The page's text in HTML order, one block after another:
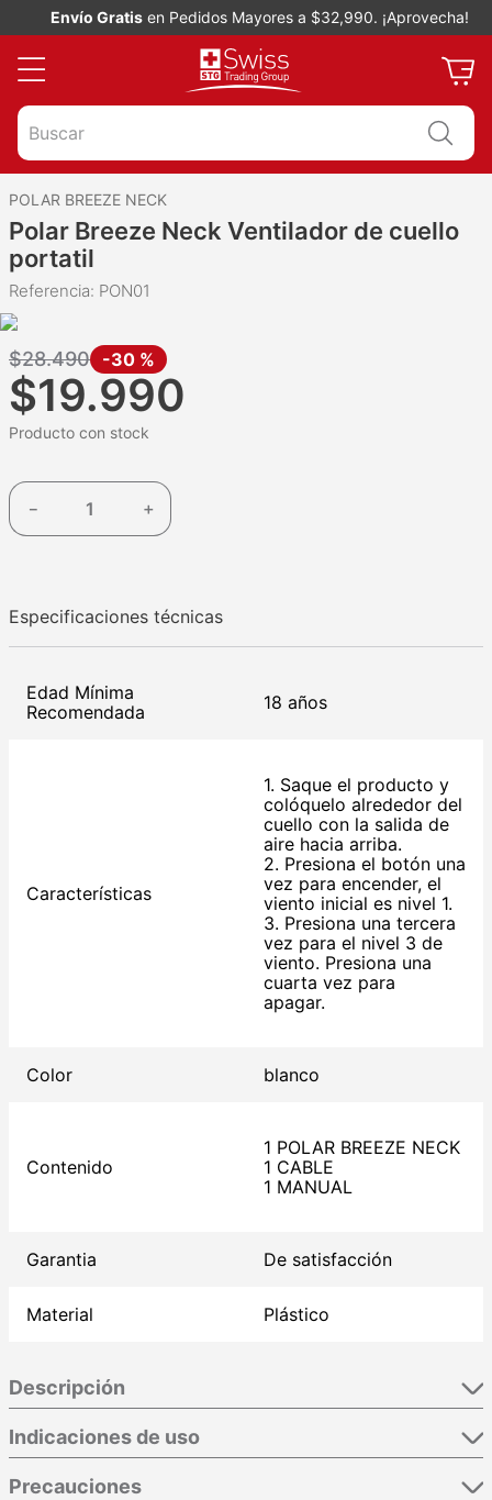
Envío Gratisen Pedidos Mayores a $32,990. ¡Aprovecha!
Buscar
POLAR BREEZE NECK
Polar Breeze Neck Ventilador de cuello
portatil
Referencia: PON01
$28.490 -30 %
$19.990
Producto con stock
＋
－
Especificaciones técnicas
Edad Mínima
Recomendada
18 años
Características
1. Saque el producto y
colóquelo alrededor del
cuello con la salida de
aire hacia arriba.
2. Presiona el botón una
vez para encender, el
viento inicial es nivel 1.
3. Presiona una tercera
vez para el nivel 3 de
viento. Presiona una
cuarta vez para
apagar.
Color blanco
Contenido
1 POLAR BREEZE NECK
1 CABLE
1 MANUAL
Garantia De satisfacción
Material Plástico
Descripción
Indicaciones de uso
Precauciones